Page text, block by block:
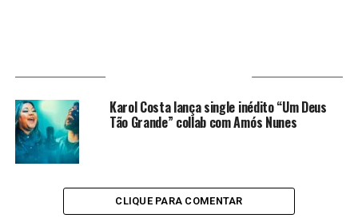
Karol Costa lança single inédito “Um Deus
Tão Grande” collab com Amós Nunes
CLIQUE PARA COMENTAR